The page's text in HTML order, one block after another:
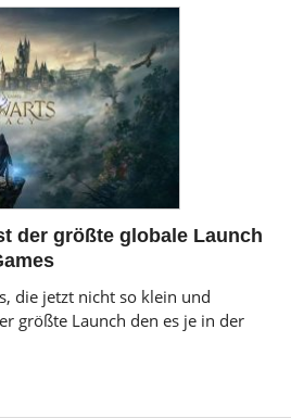
der größte globale Launch
die jetzt nicht so klein und
größte Launch den es je in der